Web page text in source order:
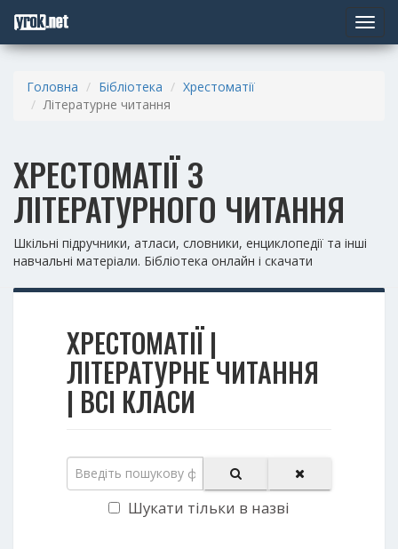
Toggle
Головна Бібліотека
Хрестоматії
Літературне читання
ХРЕСТОМАТІЇ З
ЛІТЕРАТУРНОГО ЧИТАННЯ
Шкільні підручники, атласи, словники, енциклопедії та інші
навчальні матеріали. Бібліотека онлайн і скачати
ХРЕСТОМАТІЇ |
ЛІТЕРАТУРНЕ ЧИТАННЯ
| ВСІ КЛАСИ
Шукати тільки в назві